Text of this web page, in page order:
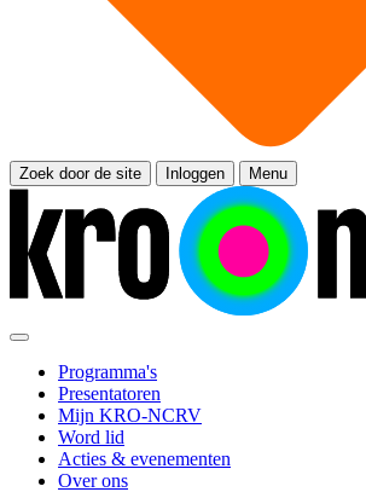
Zoek door de site Inloggen Menu
Programma's
Presentatoren
Mijn KRO-NCRV
Word lid
Acties & evenementen
Over ons